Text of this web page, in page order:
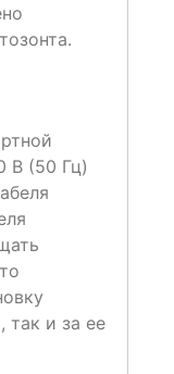
В (50 Гц)
так и за ее